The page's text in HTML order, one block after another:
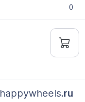
0
happywheels.ru